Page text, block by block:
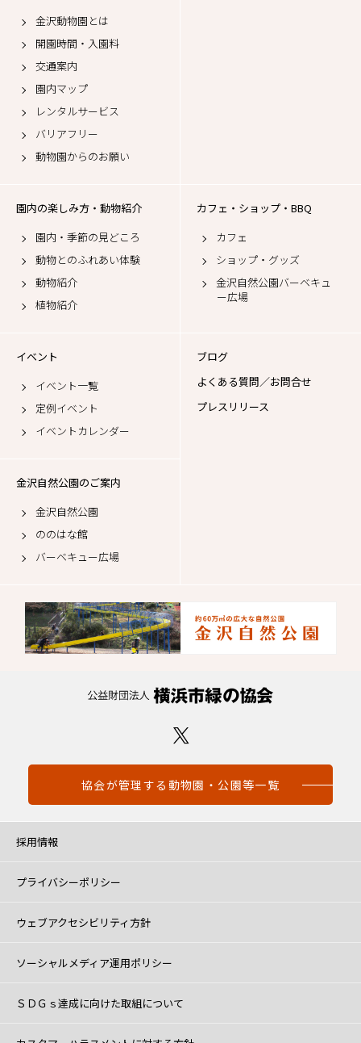
金沢動物園とは
開園時間・入園料
交通案内
園内マップ
レンタルサービス
バリアフリー
動物園からのお願い
園内の楽しみ方・動物紹介
園内・季節の見どころ
動物とのふれあい体験
動物紹介
植物紹介
カフェ・ショップ・BBQ
カフェ
ショップ・グッズ
金沢自然公園バーベキュ
ー広場
イベント
イベント一覧
定例イベント
イベントカレンダー
ブログ
よくある質問／お問合せ
プレスリリース
金沢自然公園のご案内
金沢自然公園
ののはな館
バーベキュー広場
協会が管理する動物園・公園等一覧
採用情報
プライバシーポリシー
ウェブアクセシビリティ方針
ソーシャルメディア運用ポリシー
ＳＤＧｓ達成に向けた取組について